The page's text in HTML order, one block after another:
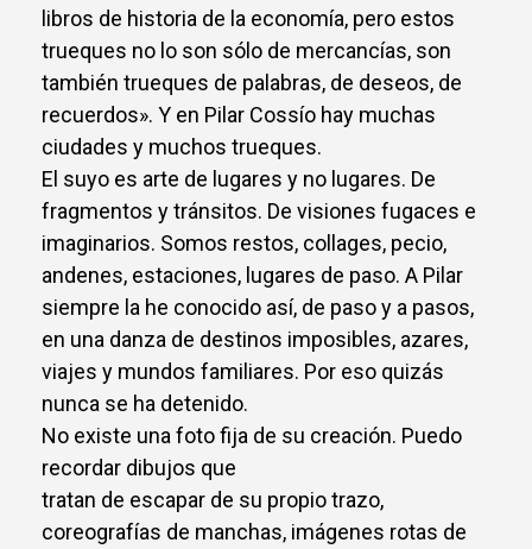
libros de historia de la economía, pero estos
trueques no lo son sólo de mercancías, son
también trueques de palabras, de deseos, de
recuerdos». Y en Pilar Cossío hay muchas
ciudades y muchos trueques.
El suyo es arte de lugares y no lugares. De
fragmentos y tránsitos. De visiones fugaces e
imaginarios. Somos restos, collages, pecio,
andenes, estaciones, lugares de paso. A Pilar
siempre la he conocido así, de paso y a pasos,
en una danza de destinos imposibles, azares,
viajes y mundos familiares. Por eso quizás
nunca se ha detenido.
No existe una foto fija de su creación. Puedo
recordar dibujos que
tratan de escapar de su propio trazo,
coreografías de manchas, imágenes rotas de